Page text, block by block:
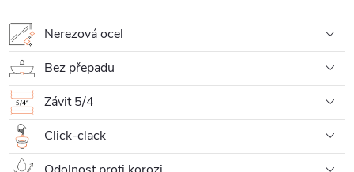
Nerezová ocel
Bez přepadu
Závit 5/4
Click-clack